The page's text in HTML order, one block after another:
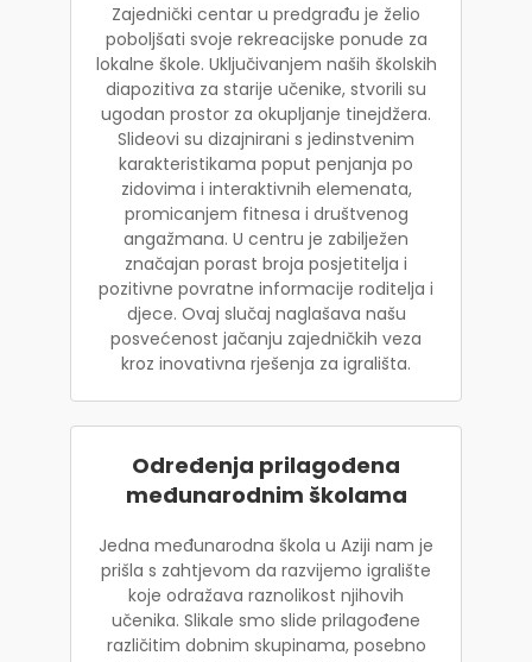
Zajednički centar u predgrađu je želio
poboljšati svoje rekreacijske ponude za
lokalne škole. Uključivanjem naših školskih
diapozitiva za starije učenike, stvorili su
ugodan prostor za okupljanje tinejdžera.
Slideovi su dizajnirani s jedinstvenim
karakteristikama poput penjanja po
zidovima i interaktivnih elemenata,
promicanjem fitnesa i društvenog
angažmana. U centru je zabilježen
značajan porast broja posjetitelja i
pozitivne povratne informacije roditelja i
djece. Ovaj slučaj naglašava našu
posvećenost jačanju zajedničkih veza
kroz inovativna rješenja za igrališta.
Određenja prilagođena
međunarodnim školama
Jedna međunarodna škola u Aziji nam je
prišla s zahtjevom da razvijemo igralište
koje odražava raznolikost njihovih
učenika. Slikale smo slide prilagođene
različitim dobnim skupinama, posebno